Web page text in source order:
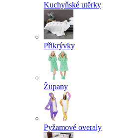
Kuchyňské utěrky
Přikrývky
Župany
Pyžamové overaly